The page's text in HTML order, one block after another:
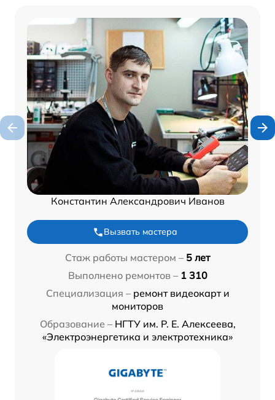
Константин Александрович Иванов
Вызвать мастера
Стаж работы мастером – 5 лет
Выполнено ремонтов – 1 310
Специализация – ремонт видеокарт и
мониторов
Образование – НГТУ им. Р. Е. Алексеева,
«Электроэнергетика и электротехника»